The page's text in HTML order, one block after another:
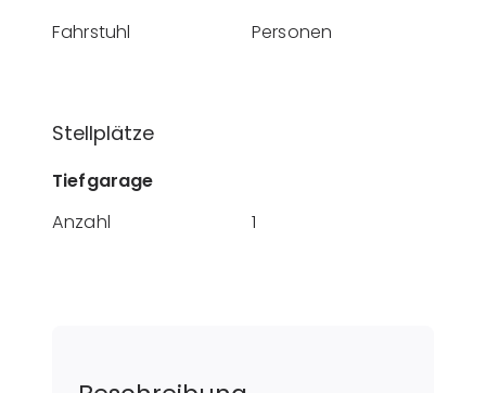
Fahrstuhl Personen
Stellplätze
Tiefgarage
Anzahl
1